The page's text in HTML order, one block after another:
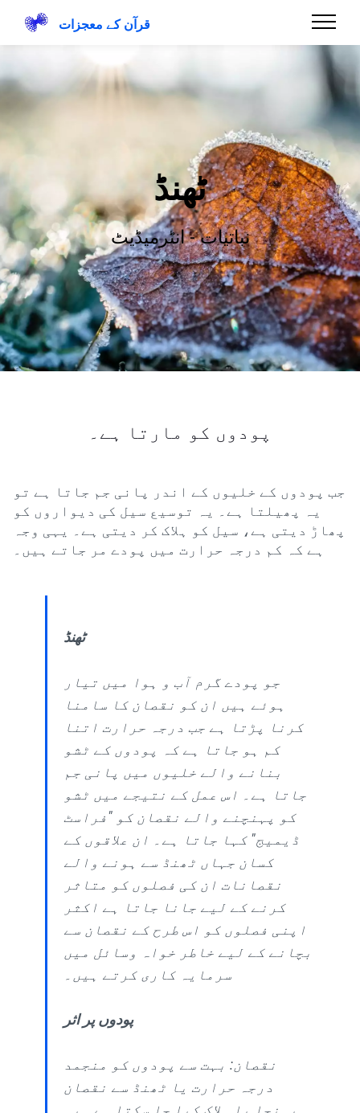
قرآن کے معجزات
ٹھنڈ
نباتیات - انٹرمیڈیٹ
پودوں کو مارتا ہے۔
جب پودوں کے خلیوں کے اندر پانی جم جاتا ہے تو
یہ پھیلتا ہے۔ یہ توسیع سیل کی دیواروں کو
پھاڑ دیتی ہے، سیل کو ہلاک کر دیتی ہے۔ یہی وجہ
ہے کہ کم درجہ حرارت میں پودے مر جاتے ہیں۔
ٹھنڈ
جو پودے گرم آب و ہوا میں تیار
ہوئے ہیں ان کو نقصان کا سامنا
کرنا پڑتا ہے جب درجہ حرارت اتنا
کم ہو جاتا ہے کہ پودوں کے ٹشو
بنانے والے خلیوں میں پانی جم
جاتا ہے۔ اس عمل کے نتیجے میں ٹشو
کو پہنچنے والے نقصان کو "فراسٹ
ڈیمیج" کہا جاتا ہے۔ ان علاقوں کے
کسان جہاں ٹھنڈ سے ہونے والے
نقصانات ان کی فصلوں کو متاثر
کرنے کے لیے جانا جاتا ہے اکثر
اپنی فصلوں کو اس طرح کے نقصان سے
بچانے کے لیے خاطر خواہ وسائل میں
سرمایہ کاری کرتے ہیں۔
پودوں پر اثر
نقصان: بہت سے پودوں کو منجمد
درجہ حرارت یا ٹھنڈ سے نقصان
پہنچا یا ہلاک کیا جا سکتا ہے۔ یہ